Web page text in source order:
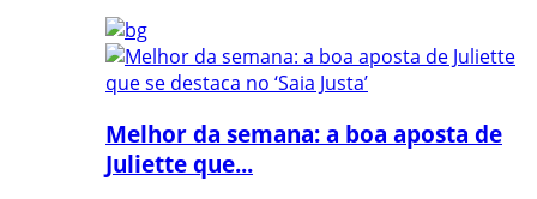
Melhor da semana: a boa aposta de
Juliette que...